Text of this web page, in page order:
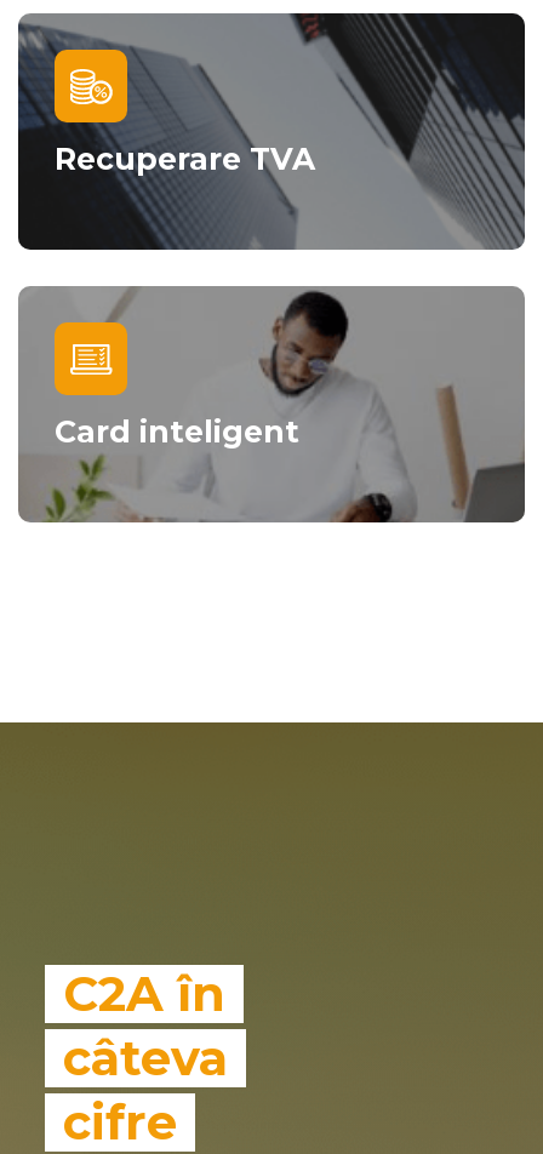
Recuperare TVA
Card inteligent
C2A în
câteva
cifre